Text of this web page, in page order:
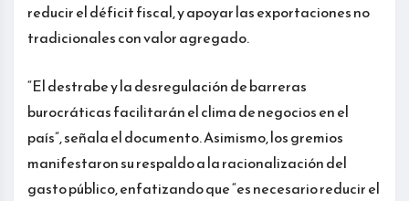
reducir el déficit fiscal, y apoyar las exportaciones no
tradicionales con valor agregado.
“El destrabe y la desregulación de barreras
burocráticas facilitarán el clima de negocios en el
país”, señala el documento. Asimismo, los gremios
manifestaron su respaldo a la racionalización del
gasto público, enfatizando que “es necesario reducir el